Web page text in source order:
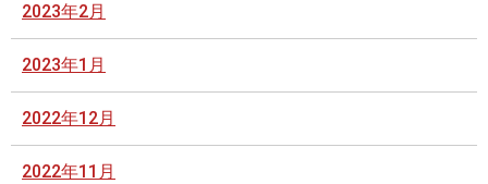
2023年2月
2023年1月
2022年12月
2022年11月